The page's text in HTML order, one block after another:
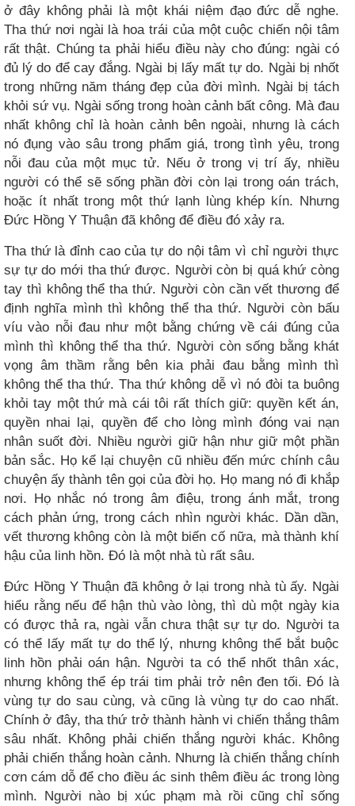
ở đây không phải là một khái niệm đạo đức dễ nghe.
Tha thứ nơi ngài là hoa trái của một cuộc chiến nội tâm
rất thật. Chúng ta phải hiểu điều này cho đúng: ngài có
đủ lý do để cay đắng. Ngài bị lấy mất tự do. Ngài bị nhốt
trong những năm tháng đẹp của đời mình. Ngài bị tách
khỏi sứ vụ. Ngài sống trong hoàn cảnh bất công. Mà đau
nhất không chỉ là hoàn cảnh bên ngoài, nhưng là cách
nó đụng vào sâu trong phẩm giá, trong tình yêu, trong
nỗi đau của một mục tử. Nếu ở trong vị trí ấy, nhiều
người có thể sẽ sống phần đời còn lại trong oán trách,
hoặc ít nhất trong một thứ lạnh lùng khép kín. Nhưng
Đức Hồng Y Thuận đã không để điều đó xảy ra.
Tha thứ là đỉnh cao của tự do nội tâm vì chỉ người thực
sự tự do mới tha thứ được. Người còn bị quá khứ còng
tay thì không thể tha thứ. Người còn cần vết thương để
định nghĩa mình thì không thể tha thứ. Người còn bấu
víu vào nỗi đau như một bằng chứng về cái đúng của
mình thì không thể tha thứ. Người còn sống bằng khát
vọng âm thầm rằng bên kia phải đau bằng mình thì
không thể tha thứ. Tha thứ không dễ vì nó đòi ta buông
khỏi tay một thứ mà cái tôi rất thích giữ: quyền kết án,
quyền nhai lại, quyền để cho lòng mình đóng vai nạn
nhân suốt đời. Nhiều người giữ hận như giữ một phần
bản sắc. Họ kể lại chuyện cũ nhiều đến mức chính câu
chuyện ấy thành tên gọi của đời họ. Họ mang nó đi khắp
nơi. Họ nhắc nó trong âm điệu, trong ánh mắt, trong
cách phản ứng, trong cách nhìn người khác. Dần dần,
vết thương không còn là một biến cố nữa, mà thành khí
hậu của linh hồn. Đó là một nhà tù rất sâu.
Đức Hồng Y Thuận đã không ở lại trong nhà tù ấy. Ngài
hiểu rằng nếu để hận thù vào lòng, thì dù một ngày kia
có được thả ra, ngài vẫn chưa thật sự tự do. Người ta
có thể lấy mất tự do thể lý, nhưng không thể bắt buộc
linh hồn phải oán hận. Người ta có thể nhốt thân xác,
nhưng không thể ép trái tim phải trở nên đen tối. Đó là
vùng tự do sau cùng, và cũng là vùng tự do cao nhất.
Chính ở đây, tha thứ trở thành hành vi chiến thắng thâm
sâu nhất. Không phải chiến thắng người khác. Không
phải chiến thắng hoàn cảnh. Nhưng là chiến thắng chính
cơn cám dỗ để cho điều ác sinh thêm điều ác trong lòng
mình. Người nào bị xúc phạm mà rồi cũng chỉ sống